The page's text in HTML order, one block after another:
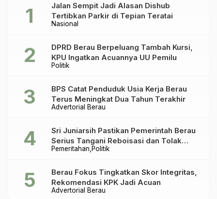
Nasional
Jalan Sempit Jadi Alasan Dishub
Tertibkan Parkir di Tepian Teratai
Politik
DPRD Berau Berpeluang Tambah Kursi,
KPU Ingatkan Acuannya UU Pemilu
Advertorial Berau
BPS Catat Penduduk Usia Kerja Berau
Terus Meningkat Dua Tahun Terakhir
Pemeritahan Politik
Sri Juniarsih Pastikan Pemerintah Berau
Serius Tangani Reboisasi dan Tolak
Praktik Ilegal
Advertorial Berau
Berau Fokus Tingkatkan Skor Integritas,
Rekomendasi KPK Jadi Acuan